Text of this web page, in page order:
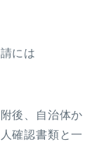
には
附後、自治体か
確認書類と一